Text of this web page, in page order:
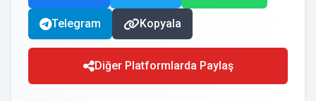
Telegram Kopyala
Diğer Platformlarda Paylaş